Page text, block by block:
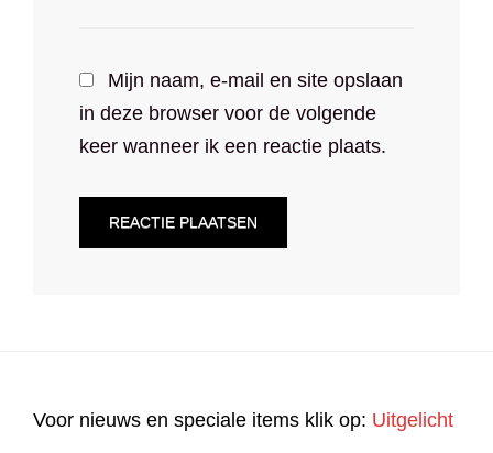
Mijn naam, e-mail en site opslaan
in deze browser voor de volgende
keer wanneer ik een reactie plaats.
Voor nieuws en speciale items klik op: Uitgelicht